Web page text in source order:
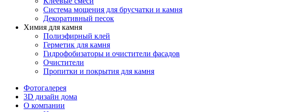
Система мощения для брусчатки и камня
Декоративный песок
Химия для камня
Полиэфирный клей
Герметик для камня
Гидрофобизаторы и очистители фасадов
Очистители
Пропитки и покрытия для камня
Фотогалерея
3D дизайн дома
О компании